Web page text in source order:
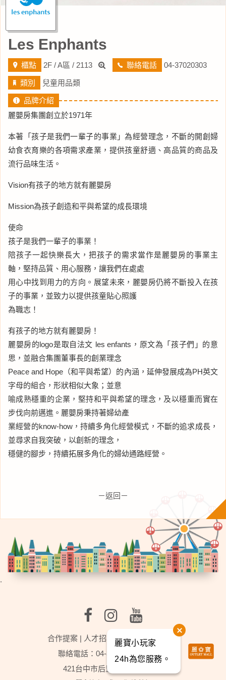
Les Enphants
櫃點 2F / A區 / 2113 聯絡電話 04-37020303
類別 兒童用品類
品牌介紹
麗嬰房集團創立於1971年
本著「孩子是我們一輩子的事業」為經營理念，不斷的開創婦
幼食衣育樂的各項需求產業，提供孩童舒適、高品質的商品及
流行品味生活。
Vision有孩子的地方就有麗嬰房
Mission為孩子創造和平與希望的成長環境
使命
孩子是我們一輩子的事業！
陪孩子一起快樂長大，把孩子的需求當作是麗嬰房的事業主
軸，堅持品質、用心服務，讓我們在處處
用心中找到用力的方向。展望未來，麗嬰房仍將不斷投入在孩
子的事業，並致力以提供孩童貼心照護
為職志！
有孩子的地方就有麗嬰房！
麗嬰房的logo是取自法文 les enfants，原文為「孩子們」的意
思，並融合集團董事長的創業理念
Peace and Hope（和平與希望）的內涵，延伸發展成為PH英文
字母的組合，形狀相似大象；並意
喻成熟穩重的企業，堅持和平與希望的理念，及以穩重而實在
步伐向前邁進。麗嬰房秉持著婦幼產
業經營的know-how，持續多角化經營模式，不斷的追求成長，
並尋求自我突破，以創新的理念，
穩健的腳步，持續拓展多角化的婦幼通路經營。
－返回－
.
合作提案| 人才招募 |行事曆|麗寶樂園
聯絡電話：04-3702-2888轉分機9
421台中市后里區福容路201號
麗寶小玩家
24h為您服務。